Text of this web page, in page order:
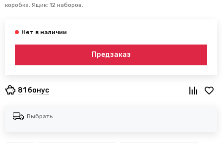
коробка. Ящик: 12 наборов.
Предзаказ
81 бонус
Выбрать